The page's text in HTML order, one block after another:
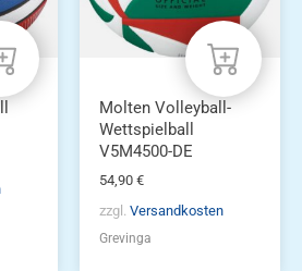
Molten Volleyball-
Wettspielball
V5M4500-DE
54,90 €
zzgl. Versandkosten
Grevinga